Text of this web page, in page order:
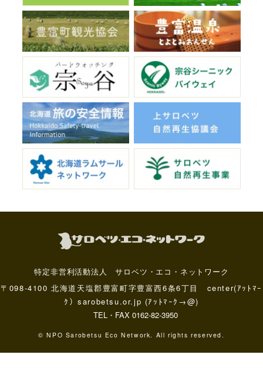
特定非営利活動法人 サロベツ・エコ・ネットワーク
〒098-4100 北海道天塩郡豊富町字豊富西6条6丁目 center(ｱｯﾄﾏｰ
ｸ）sarobetsu.or.jp (ｱｯﾄﾏｰｸ→@)
TEL・FAX 0162-82-3950
© NPO Sarobetsu Eco Network. All rights reserved.